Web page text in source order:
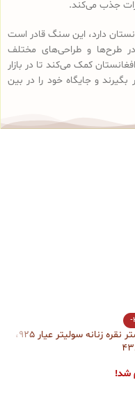
جذب می‌کند.
دارد، این سنگ قادر است
طرح‌ها و طراحی‌های مختلف
کمک می‌کند تا در بازار
و جایگاه خود را در بین
-
انگشتر نقره زنانه سولیتر عیار 925،
شد!